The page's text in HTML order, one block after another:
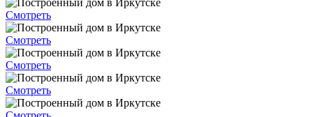
Смотреть
Смотреть
Смотреть
Смотреть